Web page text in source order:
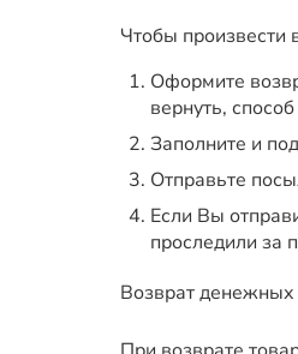
Чтобы произвести
Оформите
вернуть,
Заполните и
Отправьте
Если Вы
проследили за
Возврат денежных